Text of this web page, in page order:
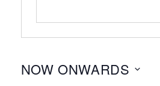
NOW ONWARDS